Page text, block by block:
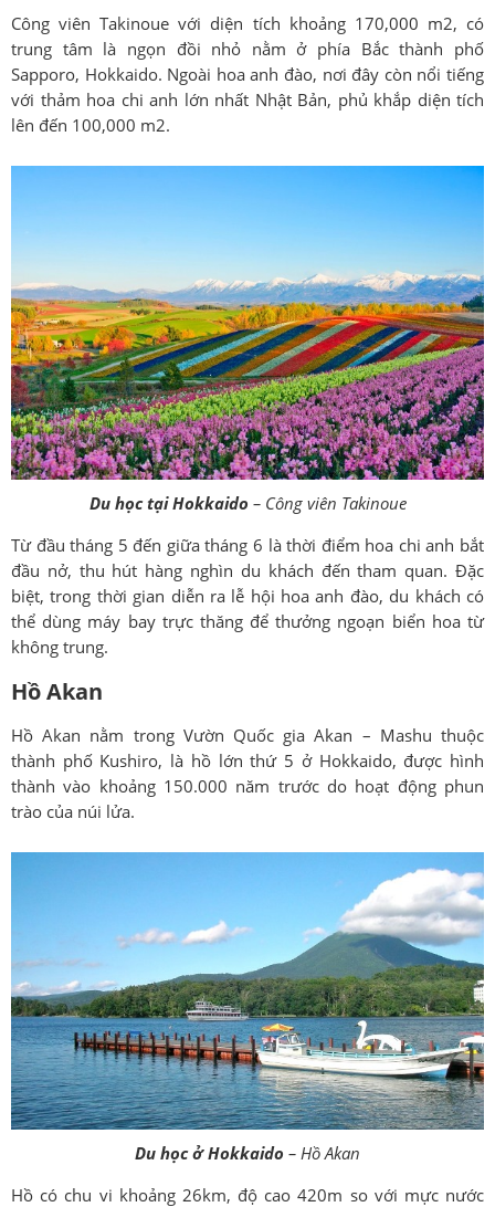
Công viên Takinoue với diện tích khoảng 170,000 m2, có
trung tâm là ngọn đồi nhỏ nằm ở phía Bắc thành phố
Sapporo, Hokkaido. Ngoài hoa anh đào, nơi đây còn nổi tiếng
với thảm hoa chi anh lớn nhất Nhật Bản, phủ khắp diện tích
lên đến 100,000 m2.
Du học tại Hokkaido – Công viên Takinoue
Từ đầu tháng 5 đến giữa tháng 6 là thời điểm hoa chi anh bắt
đầu nở, thu hút hàng nghìn du khách đến tham quan. Đặc
biệt, trong thời gian diễn ra lễ hội hoa anh đào, du khách có
thể dùng máy bay trực thăng để thưởng ngoạn biển hoa từ
không trung.
Hồ Akan
Hồ Akan nằm trong Vườn Quốc gia Akan – Mashu thuộc
thành phố Kushiro, là hồ lớn thứ 5 ở Hokkaido, được hình
thành vào khoảng 150.000 năm trước do hoạt động phun
trào của núi lửa.
Du học ở Hokkaido – Hồ Akan
Hồ có chu vi khoảng 26km, độ cao 420m so với mực nước